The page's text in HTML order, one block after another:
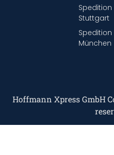
Spedition
Stuttgart
Spedition
München
Hoffmann Xpress GmbH